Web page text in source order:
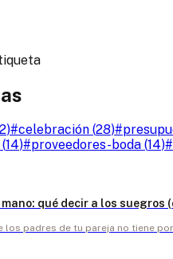
)#celebración (28)#
(14)#proveedores-boda (14)#
qué decir a los suegros
los padres de tu pareja no tiene